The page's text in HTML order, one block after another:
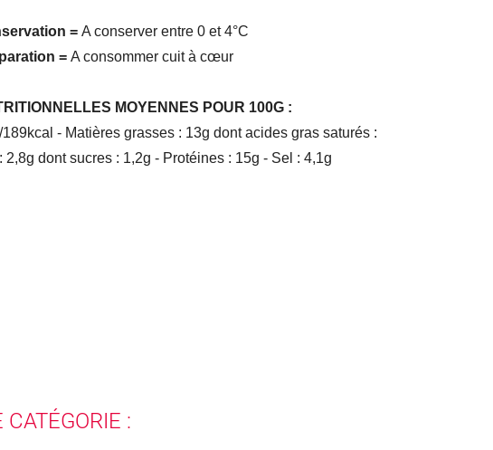
= A conserver entre 0 et 4°C
= A consommer cuit à cœur
MOYENNES POUR 100G :
- Matières grasses : 13g dont acides gras saturés :
2,8g dont sucres : 1,2g - Protéines : 15g - Sel : 4,1g
: